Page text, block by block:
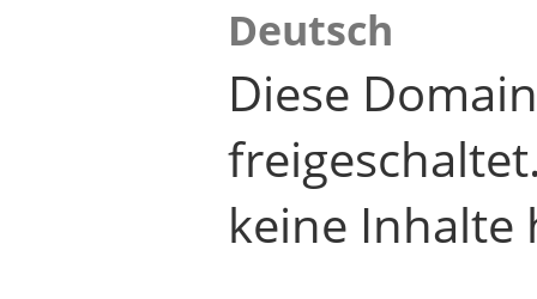
Deutsch
Diese
keine Inhalte